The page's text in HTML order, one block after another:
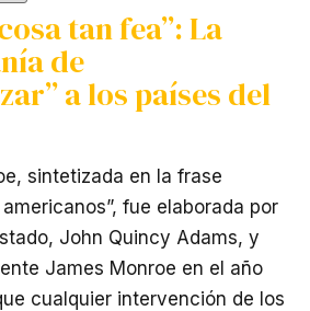
tan fea”: La
de
a los países del
sintetizada en la frase
fue elaborada por
John Quincy Adams, y
James Monroe en el año
cualquier intervención de los